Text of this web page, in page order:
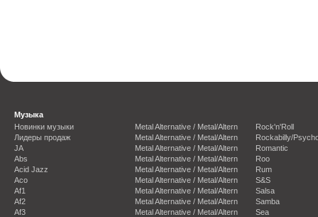
Музыка
Новинки музыки
Лидеры продаж
JA
Abs
Acid Jazz
Aco
Af1
Af2
Af3
Metal Alternative / Metal/Altern
Metal Alternative / Metal/Altern
Metal Alternative / Metal/Altern
Metal Alternative / Metal/Altern
Metal Alternative / Metal/Altern
Metal Alternative / Metal/Altern
Metal Alternative / Metal/Altern
Metal Alternative / Metal/Altern
Metal Alternative / Metal/Altern
Rock'n'Roll
Rockabilly/
Romantic
Roo
Rum
S&S
Salsa
Samba
Sea